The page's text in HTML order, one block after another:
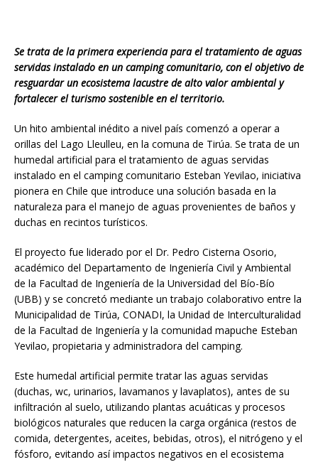
Se trata de la primera experiencia para el tratamiento de aguas
servidas instalado en un camping comunitario, con el objetivo de
resguardar un ecosistema lacustre de alto valor ambiental y
fortalecer el turismo sostenible en el territorio.
Un hito ambiental inédito a nivel país comenzó a operar a
orillas del Lago Lleulleu, en la comuna de Tirúa. Se trata de un
humedal artificial para el tratamiento de aguas servidas
instalado en el camping comunitario Esteban Yevilao, iniciativa
pionera en Chile que introduce una solución basada en la
naturaleza para el manejo de aguas provenientes de baños y
duchas en recintos turísticos.
El proyecto fue liderado por el Dr. Pedro Cisterna Osorio,
académico del Departamento de Ingeniería Civil y Ambiental
de la Facultad de Ingeniería de la Universidad del Bío-Bío
(UBB) y se concretó mediante un trabajo colaborativo entre la
Municipalidad de Tirúa, CONADI, la Unidad de Interculturalidad
de la Facultad de Ingeniería y la comunidad mapuche Esteban
Yevilao, propietaria y administradora del camping.
Este humedal artificial permite tratar las aguas servidas
(duchas, wc, urinarios, lavamanos y lavaplatos), antes de su
infiltración al suelo, utilizando plantas acuáticas y procesos
biológicos naturales que reducen la carga orgánica (restos de
comida, detergentes, aceites, bebidas, otros), el nitrógeno y el
fósforo, evitando así impactos negativos en el ecosistema